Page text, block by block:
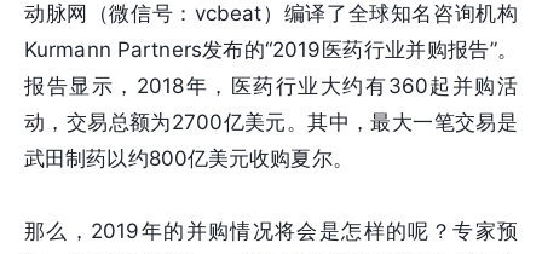
动脉网（微信号：vcbeat）编译了全球知名咨询机构
Kurmann Partners发布的“2019医药行业并购报告”。
报告显示，2018年，医药行业大约有360起并购活
动，交易总额为2700亿美元。其中，最大一笔交易是
武田制药以约800亿美元收购夏尔。
那么，2019年的并购情况将会是怎样的呢？专家预